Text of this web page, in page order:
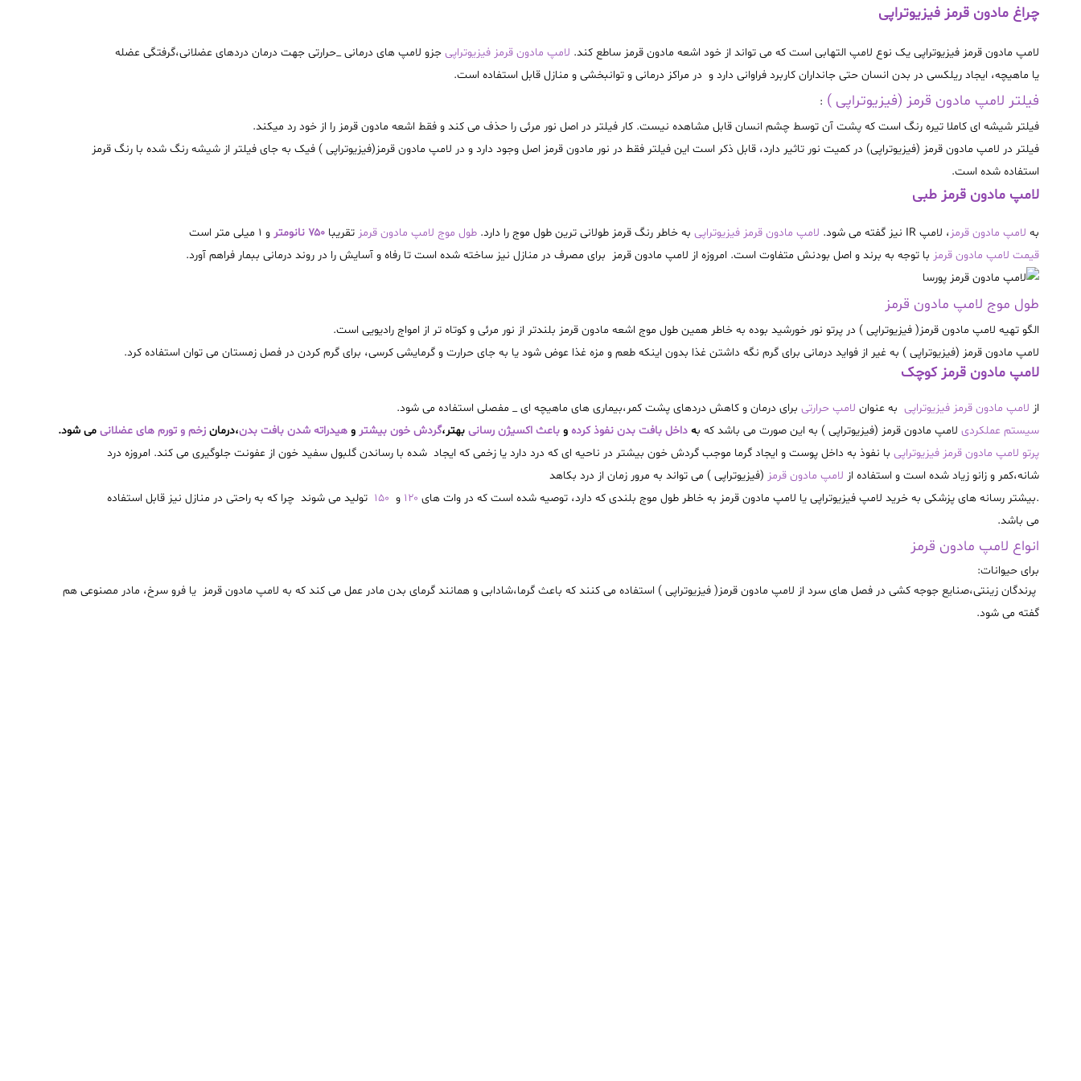
چراغ مادون قرمز فیزیوتراپی
لامپ مادون قرمز فیزیوتراپی یک نوع لامپ التهابی است که می تواند از خود اشعه مادون قرمز ساطع کند. لامپ مادون قرمز فیزیوتراپی جزو لامپ های درمانی _حرارتی جهت درمان دردهای عضلانی،گرفتگی عضله
یا ماهیچه، ایجاد ریلکسی در بدن انسان حتی جانداران کاربرد فراوانی دارد و در مراکز درمانی و توانبخشی و منازل قابل استفاده است.
فیلتر لامپ مادون قرمز (فیزیوتراپی ) :
فیلتر شیشه ای کاملا تیره رنگ است که پشت آن توسط چشم انسان قابل مشاهده نیست. کار فیلتر در اصل نور مرئی را حذف می کند و فقط اشعه مادون قرمز را از خود رد میکند.
فیلتر در لامپ مادون قرمز (فیزیوتراپی) در کمیت نور تاثیر دارد، قابل ذکر است این فیلتر فقط در نور مادون قرمز اصل وجود دارد و در لامپ مادون قرمز(فیزیوتراپی ) فیک به جای فیلتر از شيشه رنگ شده با رنگ قرمز
استفاده شده است.
لامپ مادون قرمز طبی
به لامپ مادون قرمز ، لامپ نیز گفته می شود. لامپ مادون قرمز فیزیوتراپی به خاطر رنگ قرمز طولانی ترین طول موج را دارد. طول موج لامپ مادون قرمز تقریبا ۷۵۰ نانومتر و ۱ میلی متر است
قیمت لامپ مادون قرمز با توجه به برند و اصل بودنش متفاوت است. امروزه از لامپ مادون قرمز برای مصرف در منازل نیز ساخته شده است تا رفاه و آسایش را در روند درمانی ببمار فراهم آورد.
طول موج لامپ مادون قرمز
الگو تهیه لامپ مادون قرمز( فیزیوتراپی ) در پرتو نور خورشید بوده به خاطر همین طول موج اشعه مادون قرمز بلندتر از نور مرئی و کوتاه تر از امواج رادیویی است.
لامپ مادون قرمز (فیزیوتراپی ) به غیر از فواید درمانی برای گرم نگه داشتن غذا بدون اینکه طعم و مزه غذا عوض شود یا به جای حرارت و گرمایشی کرسی، برای گرم کردن در فصل زمستان می توان استفاده کرد.
لامپ مادون قرمز کوچک
از لامپ مادون قرمز فیزیوتراپی به عنوان لامپ حرارتی برای درمان و کاهش دردهای پشت کمر،بیماری های ماهيچه ای _ مفصلی استفاده می شود.
سیستم عملکردی لامپ مادون قرمز (فیزیوتراپی ) به این صورت می باشد که به داخل بافت بدن نفوذ کرده و باعث اکسیژن رسانی بهتر،گردش خون بیشتر و هیدراته شدن بافت بدن،درمان زخم و تورم های عضلانی می شود.
پرتو لامپ مادون قرمز فیزیوتراپی با نفوذ به داخل پوست و ایجاد گرما موجب گردش خون بیشتر در ناحیه ای که درد دارد یا زخمی که ایجاد شده با رساندن گلبول سفید خون از عفونت جلوگیری می کند. امروزه درد
شانه،کمر و زانو زیاد شده است و استفاده از لامپ مادون قرمز (فیزیوتراپی ) می تواند به مرور زمان از درد بکاهد
.بیشتر رسانه های پزشکی به خرید لامپ فیزیوتراپی یا لامپ مادون قرمز به خاطر طول موج بلندی که دارد، توصیه شده است که در وات های ۱۲۰ و
تولید می شوند چرا که به راحتی در منازل نیز قابل استفاده
می باشد.
انواع لامپ مادون قرمز
برای حیوانات:
پرندگان زینتی،صنایع جوجه کشی در فصل های سرد از لامپ مادون قرمز( فیزیوتراپی ) استفاده می کنند که باعث گرما،شادابی و همانند گرمای بدن مادر عمل می کند که به لامپ مادون قرمز یا فرو سرخ، مادر مصنوعی هم
گفته می شود.